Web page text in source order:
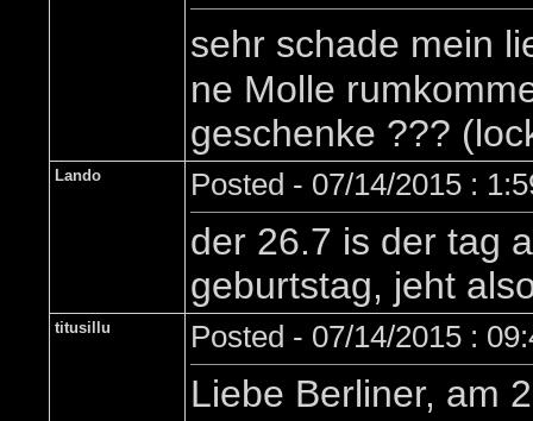
sehr schade mein
ne Molle
geschenke ???
Lando Posted - 07/14/2015 :
der 26.7 is der tag
geburtstag, jeht
titusillu Posted - 07/14/2015 :
Liebe Berliner, am